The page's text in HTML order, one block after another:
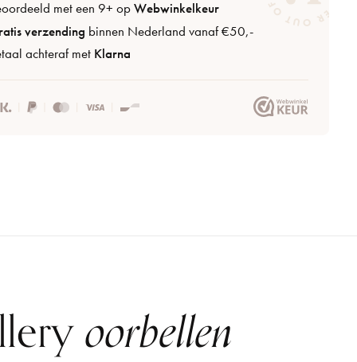
met een 9+ opWebwinkelkeur
verzending binnen Nederland vanaf €50,-
achteraf met Klarna
oorbellen